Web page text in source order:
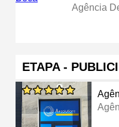
Agência
ETAPA -